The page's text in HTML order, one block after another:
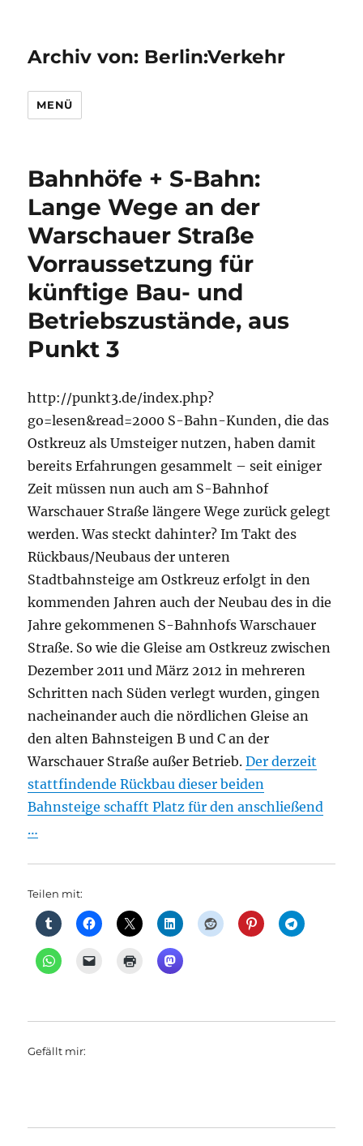
Archiv von: Berlin:Verkehr
MENÜ
Bahnhöfe + S-Bahn:
Lange Wege an der
Warschauer Straße
Vorraussetzung für
künftige Bau- und
Betriebszustände, aus
Punkt 3
http://punkt3.de/index.php?
go=lesen&read=2000 S-Bahn-Kunden, die das
Ostkreuz als Umsteiger nutzen, haben damit
bereits Erfahrungen gesammelt – seit einiger
Zeit müssen nun auch am S-Bahnhof
Warschauer Straße längere Wege zurück gelegt
werden. Was steckt dahinter? Im Takt des
Rückbaus/Neubaus der unteren
Stadtbahnsteige am Ostkreuz erfolgt in den
kommenden Jahren auch der Neubau des in die
Jahre gekommenen S-Bahnhofs Warschauer
Straße. So wie die Gleise am Ostkreuz zwischen
Dezember 2011 und März 2012 in mehreren
Schritten nach Süden verlegt wurden, gingen
nacheinander auch die nördlichen Gleise an
den alten Bahnsteigen B und C an der
Warschauer Straße außer Betrieb.Der derzeit
stattfindende Rückbau dieser beiden
Bahnsteige schafft Platz für den anschließend
…
Teilen mit:
Gefällt mir: